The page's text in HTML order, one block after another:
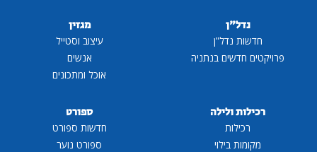
נדל"ן
חדשות נדל"ן
פרויקטים חדשים בנתניה
מגזין
עיצוב וסטייל
אנשים
אוכל ומתכונים
רכילות ולילה
רכילות
מקומות בילוי
ספורט
חדשות ספורט
ספורט נוער